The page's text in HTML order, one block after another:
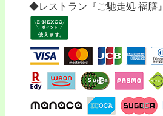
◆レストラン『ご馳走処 福膳』